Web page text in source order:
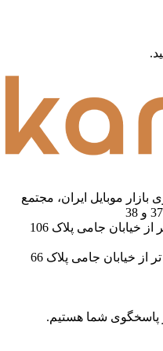
موبایل ایران، مجتمع
شعبه دو : تهران خیابان حافظ پایین تر از خیابان جامی پلاک 106
شعبه سه : تهران خیابان حافظ پایین تر از خیابان جامی پلاک 66